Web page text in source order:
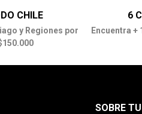
CHILE
y Regiones por
6
Encuentra +
SOBRE